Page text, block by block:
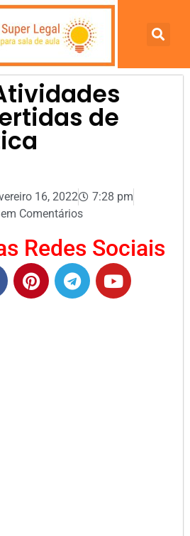
de
16, 2022
7:28 pm
Comentários
Redes Sociais